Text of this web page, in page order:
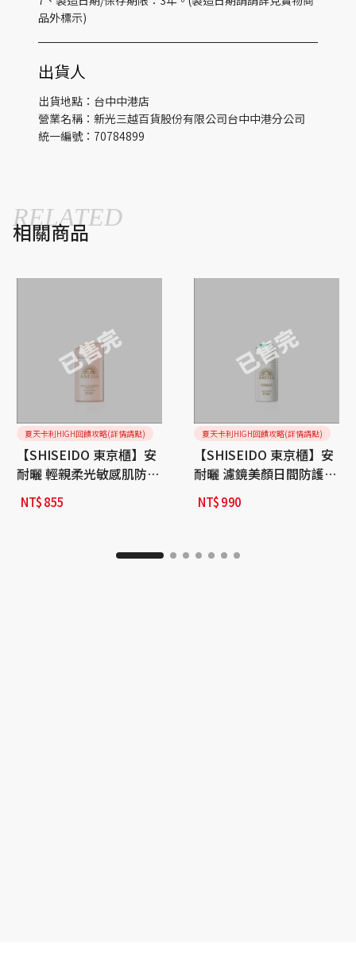
品外標示)
出貨人
出貨地點：台中中港店
營業名稱：新光三越百貨股份有限公司台中中港分公司
統一編號：70784899
相關商品
RELATED
夏天卡利HIGH回饋攻略(詳情請點)
【SHISEIDO 東京櫃】安
耐曬 輕親柔光敏感肌防曬
露NA
NT$855
夏天卡利HIGH回饋攻略(詳情請點)
【SHISEIDO 東京櫃】安
耐曬 濾鏡美顏日間防護精
華N-30ml
NT$990